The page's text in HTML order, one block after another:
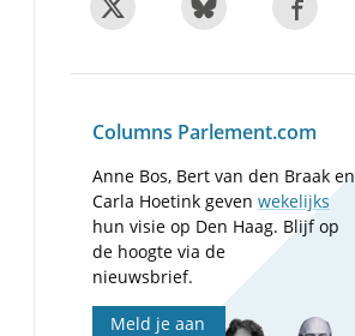
Columns Parlement.com
Anne Bos, Bert van den Braak en
Carla Hoetink gevenwekelijks
hun visie op Den Haag. Blijf op
de hoogte via de
nieuwsbrief.
Meld je aan